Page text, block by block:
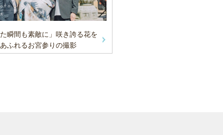
瞬間も素敵に」咲き誇る花を
ふれるお宮参りの撮影